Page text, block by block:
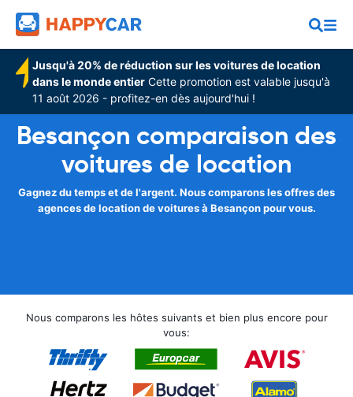
Jusqu'à 20% de réduction sur les voitures de location
dans le monde entier Cette promotion est valable jusqu'à
11 août 2026 - profitez-en dès aujourd'hui !
Besançon comparaison des
voitures de location
Gagnez du temps et de l'argent. Nous comparons les offres des
agences de location de voitures à Besançon pour vous.
Nous comparons les hôtes suivants et bien plus encore pour
vous: